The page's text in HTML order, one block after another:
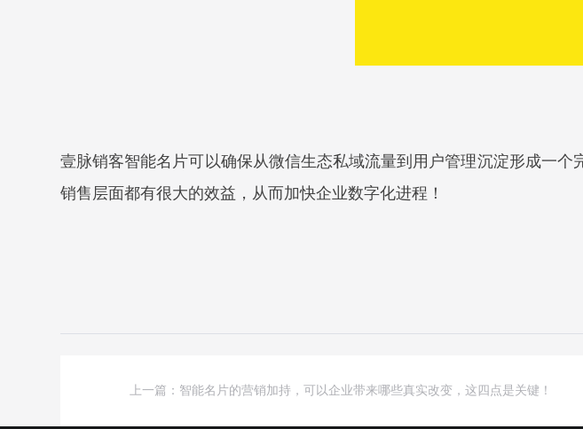
壹脉销客智能名片可以确保从微信生态私域流量到用户管理沉淀形成一
销售层面都有很大的效益，从而加快企业数字化进程！
上一篇：智能名片的营销加持，可以企业带来哪些真实改变，这四点是关键！